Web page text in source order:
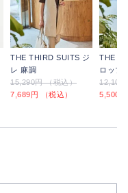
THE THIRD SUITS ジ
レ 麻調
15,290円 （税込）
7,689円 （税込）
THE
ロップ
12,100
5,500